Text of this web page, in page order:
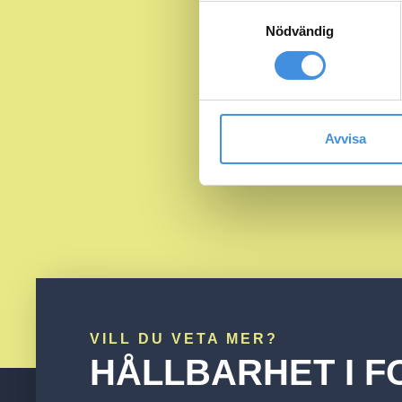
Nödvändig
Avvisa
VILL DU VETA MER?
HÅLLBARHET I